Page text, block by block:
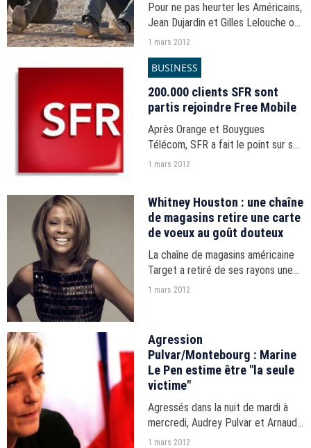
Pour ne pas heurter les Américains,
Jean Dujardin et Gilles Lelouche ont
choisi de couper une scène des
deux tours du Word Trade Center.
1 mars 2012
BUSINESS
200.000 clients SFR sont
partis rejoindre Free Mobile
Après Orange et Bouygues
Télécom, SFR a fait le point sur son
parc d'abonnés, quelques semaines
1 mars 2012
Whitney Houston : une chaîne
de magasins retire une carte
de voeux au goût douteux
La chaîne de magasins américaine
Target a retiré de ses rayons une
carte de voeux humoristique qui
1 mars 2012
Agression
Pulvar/Montebourg : Marine
Le Pen estime être "la seule
victime"
Agressés dans la nuit de mardi à
mercredi, Audrey Pulvar et Arnaud
Montebourg ont accusé des
1 mars 2012